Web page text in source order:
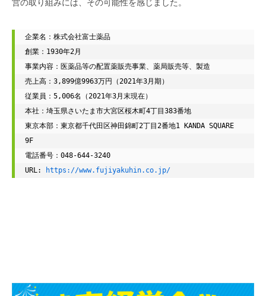
営の取り組みには、その可能性を感じました。
企業名：株式会社富士薬品
創業：1930年2月
事業内容：医薬品等の配置薬販売事業、薬局販売等、製造
売上高：3,899億9963万円（2021年3月期）
従業員：5,006名（2021年3月末現在）
本社：埼玉県さいたま市大宮区桜木町4丁目383番地
東京本部：東京都千代田区神田錦町2丁目2番地1 KANDA SQUARE
9F
電話番号：048-644-3240
URL:
https://www.fujiyakuhin.co.jp/